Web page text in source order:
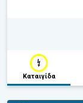
Καταιγίδα